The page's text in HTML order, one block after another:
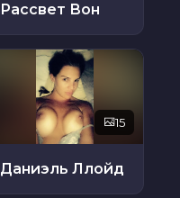
Рассвет Вон
15
Даниэль Ллойд